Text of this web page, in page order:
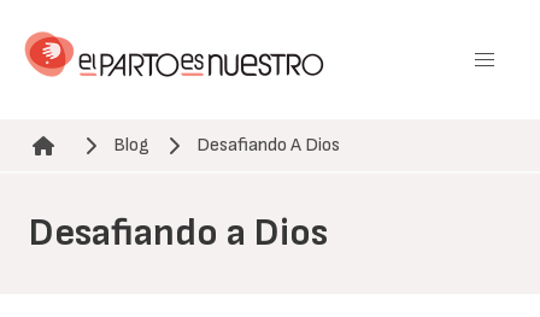
contenido
Ruta de navegación
Blog Desafiando A Dios
Desafiando a Dios